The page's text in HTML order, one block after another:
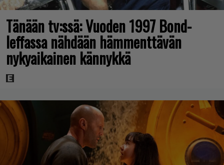
Tänään tv:ssä: Vuoden 1997 Bond-
leffassa nähdään hämmenttävän
nykyaikainen kännykkä